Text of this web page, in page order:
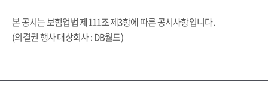
본 공시는 보험업법 제111조 제3항에 따른 공시사항입니다.
(의결권 행사 대상회사 : DB월드)